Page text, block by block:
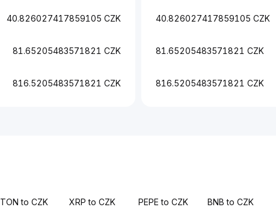
40.826027417859105 CZK
81.65205483571821 CZK
816.5205483571821 CZK
40.826027417859105 CZK
81.65205483571821 CZK
816.5205483571821 CZK
TON to CZK XRP to CZK PEPE to CZK BNB to CZK